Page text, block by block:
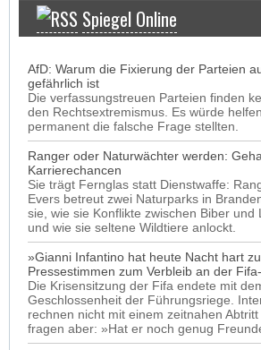
Spiegel Online
AfD: Warum die Fixierung der Parteien
gefährlich ist
Die verfassungstreuen Parteien finden
den Rechtsextremismus. Es würde
permanent die falsche Frage stellten.
Ranger oder Naturwächter werden:
Karrierechancen
Sie trägt Fernglas statt Dienstwaffe:
Evers betreut zwei Naturparks in
sie, wie sie Konflikte zwischen Biber und
und wie sie seltene Wildtiere anlockt.
»Gianni Infantino hat heute Nacht hart
Pressestimmen zum Verbleib an der
Die Krisensitzung der Fifa endete mit
Geschlossenheit der Führungsriege.
rechnen nicht mit einem zeitnahen Abtritt
fragen aber: »Hat er noch genug